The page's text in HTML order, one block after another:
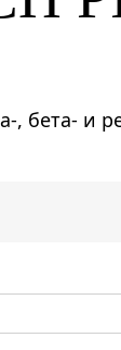
, бета- и